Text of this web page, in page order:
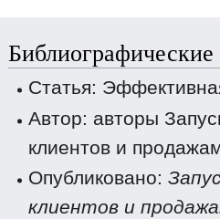
навигации
поиску
Статья:
Автор: авторы
клиентов и
Опубликовано:
клиентов и